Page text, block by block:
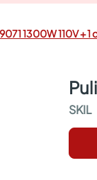
1300W 110V + 1
SKIL